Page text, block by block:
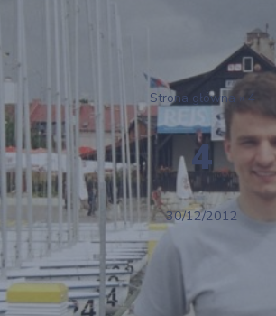
Strona główna » 4
4
30/12/2012